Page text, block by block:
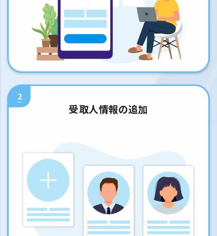
2
受取人情報の追加